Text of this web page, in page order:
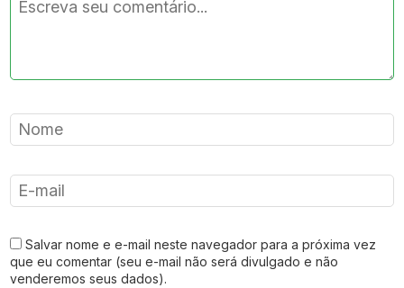
Salvar nome e e-mail neste navegador para a próxima vez
que eu comentar (seu e-mail não será divulgado e não
venderemos seus dados).